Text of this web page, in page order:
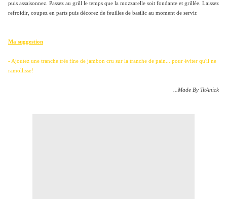
puis assaisonnez. Passez au grill le temps que la mozzarelle soit fondante et grillée. Laissez
refroidir, coupez en parts puis décorez de feuilles de basilic au moment de servir.
Ma suggestion
- Ajoutez une tranche très fine de jambon cru sur la tranche de pain... pour éviter qu'il ne
ramollisse!
...Made By TitAnick